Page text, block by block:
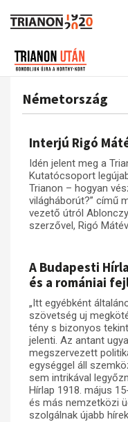
A
A
Németország
Interjú Rigó
Idén jelent meg a
Kutatócsoport
Trianon – hogyan
világháborút?” című
vezető útról
szerzővel, Rigó
A Budapesti
és a romániai
„Itt egyébként
szövetség uj
tény s bizonyos
jelenti. Az antant
megszervezett
egységgel áll
sem intrikával
Hírlap 1918. május
és más nemzetközi
szolgálnak újabb